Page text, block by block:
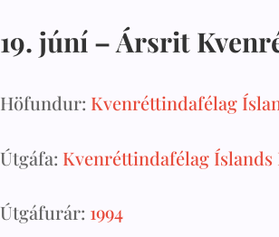
19. júní – Ársrit
Höfundur: Kvenréttindafélag
Útgáfa: Kvenréttindafélag Íslands
Útgáfurár: 1994